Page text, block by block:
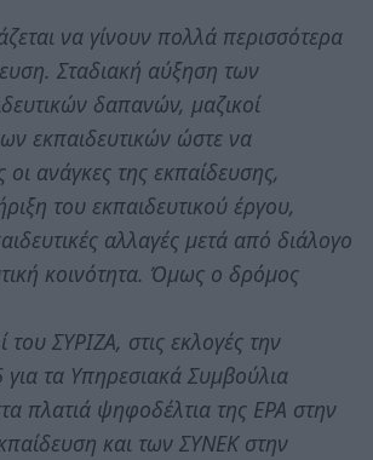
να γίνουν πολλά περισσότερα
Σταδιακή αύξηση των
δαπανών, μαζικοί
εκπαιδευτικών ώστε να
ανάγκες της εκπαίδευσης,
του εκπαιδευτικού έργου,
αλλαγές μετά από διάλογο
κοινότητα. Όμως ο δρόμος
του ΣΥΡΙΖΑ, στις εκλογές την
τα Υπηρεσιακά Συμβούλια
πλατιά ψηφοδέλτια της ΕΡΑ στην
και των ΣΥΝΕΚ στην